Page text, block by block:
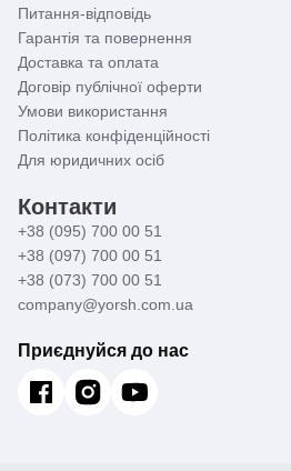
Питання-відповідь
Гарантія та повернення
Доставка та оплата
Договір публічної оферти
Умови використання
Політика конфіденційності
Для юридичних осіб
Контакти
+38 (095) 700 00 51
+38 (097) 700 00 51
+38 (073) 700 00 51
company@yorsh.com.ua
Приєднуйся до нас